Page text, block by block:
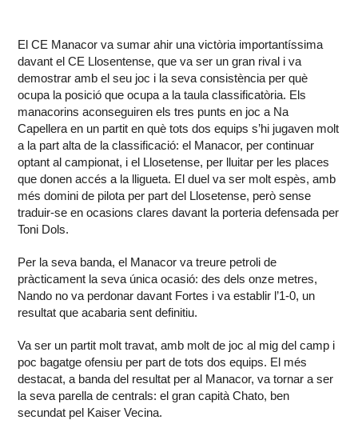
ElCE Manacor va sumar ahir una victòria importantíssima
davant el CE Llosentense, que va ser un gran rival i va
demostrar amb el seu joc i la seva consistència per què
ocupa la posició que ocupa a la taula classificatòria. Els
manacorins aconseguiren els tres punts en joc a Na
Capellera en un partit en què tots dos equips s’hi jugaven molt
a la part alta de la classificació: el Manacor, per continuar
optant al campionat, i el Llosetense, per lluitar per les places
que donen accés a la lligueta. El duel va ser molt espès, amb
més domini de pilota per part del Llosetense, però sense
traduir-se en ocasions clares davant la porteria defensada per
Toni Dols.
Per la seva banda, el Manacor va treure petroli de
pràcticament la seva única ocasió: des dels onze metres,
Nando no va perdonar davant Fortes i va establir l’1-0, un
resultat que acabaria sent definitiu.
Va ser un partit molt travat, amb molt de joc al mig del camp i
poc bagatge ofensiu per part de tots dos equips. El més
destacat, a banda del resultat per al Manacor, va tornar a ser
la seva parella de centrals: el gran capità Chato, ben
secundat pel Kaiser Vecina.